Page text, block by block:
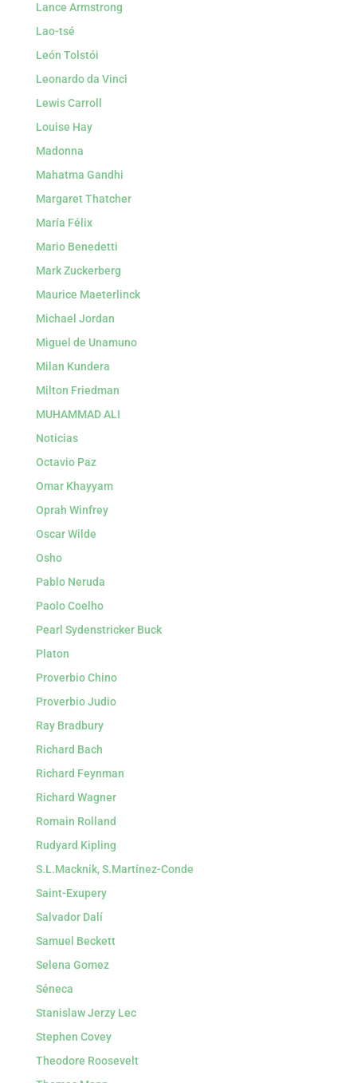
Lance Armstrong
Lao-tsé
León Tolstói
Leonardo da Vinci
Lewis Carroll
Louise Hay
Madonna
Mahatma Gandhi
Margaret Thatcher
María Félix
Mario Benedetti
Mark Zuckerberg
Maurice Maeterlinck
Michael Jordan
Miguel de Unamuno
Milan Kundera
Milton Friedman
MUHAMMAD ALI
Noticias
Octavio Paz
Omar Khayyam
Oprah Winfrey
Oscar Wilde
Osho
Pablo Neruda
Paolo Coelho
Pearl Sydenstricker Buck
Platon
Proverbio Chino
Proverbio Judio
Ray Bradbury
Richard Bach
Richard Feynman
Richard Wagner
Romain Rolland
Rudyard Kipling
S.L.Macknik, S.Martínez-Conde
Saint-Exupery
Salvador Dalí
Samuel Beckett
Selena Gomez
Séneca
Stanislaw Jerzy Lec
Stephen Covey
Theodore Roosevelt